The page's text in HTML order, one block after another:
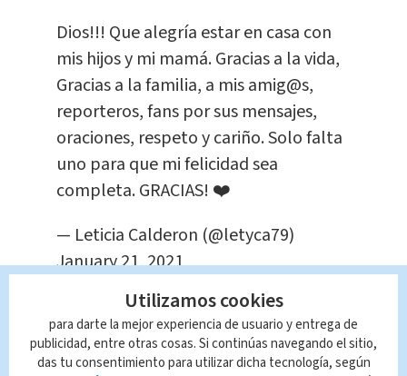
Dios!!! Que alegría estar en casa con
mis hijos y mi mamá. Gracias a la vida,
Gracias a la familia, a mis amig@s,
reporteros, fans por sus mensajes,
oraciones, respeto y cariño. Solo falta
uno para que mi felicidad sea
completa. GRACIAS! ❤️
— Leticia Calderon (@letyca79)
January 21, 2021
Queda prohibida la reproducción total o
parcial del contenido de esta página, mismo
que es propiedad de TELEDIARIO; su
reproducción no autorizada constituye una
infracción y un delito de conformidad con las
Utilizamos cookies
para darte la mejor experiencia de usuario y entrega de
publicidad, entre otras cosas. Si continúas navegando el sitio,
das tu consentimiento para utilizar dicha tecnología, según